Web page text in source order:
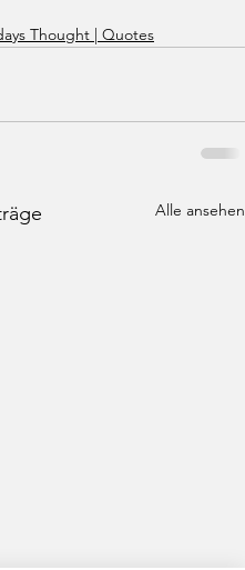
Thought | Quotes
Alle ansehen